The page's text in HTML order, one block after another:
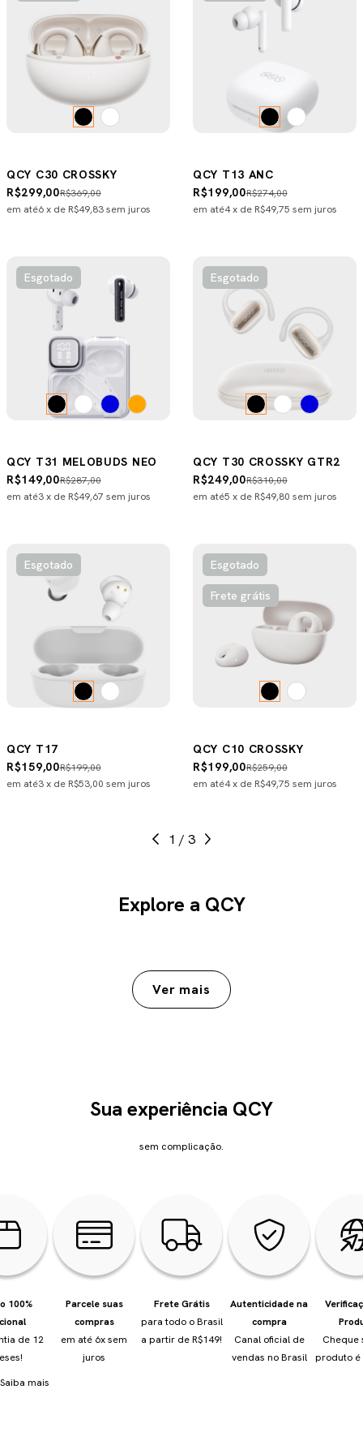
QCY C30 CROSSKY
R$369,00
R$299,00
em até6x de R$49,83sem juros
QCY T13 ANC
R$274,00
R$199,00
em até4x de R$49,75 sem juros
Esgotado
QCY T31 MELOBUDS NEO
R$287,00
R$149,00
em até3x de R$49,67 sem juros
Esgotado
QCY T30 CROSSKY GTR2
R$310,00
R$249,00
em até5 x de R$49,80 sem juros
Esgotado
QCY T17
R$199,00
R$159,00
em até3x de R$53,00 sem juros
Esgotado
Frete grátis
QCY C10 CROSSKY
R$259,00
R$199,00
em até4x de R$49,75 sem juros
1 / 3
Explore a QCY
Sua experiência QCY
sem complicação.
100%
de 12
Parcele suas
compras
em até 6x sem
juros
Frete Grátis
para todo o Brasil
a partir de R$149!
Autenticidade na
compra
Canal oficial de
vendas no Brasil
Cheque
produto é
Saiba mais